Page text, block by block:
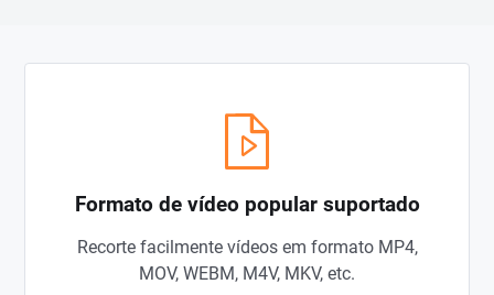
Formato de vídeo popular suportado
Recorte facilmente vídeos em formato MP4,
MOV, WEBM, M4V, MKV, etc.